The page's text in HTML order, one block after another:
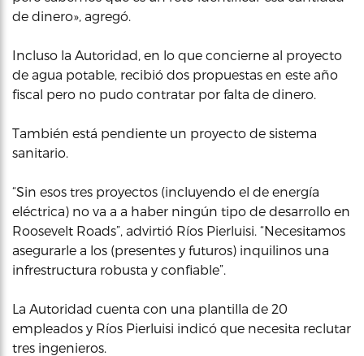
de dinero», agregó.
Incluso la Autoridad, en lo que concierne al proyecto
de agua potable, recibió dos propuestas en este año
fiscal pero no pudo contratar por falta de dinero.
También está pendiente un proyecto de sistema
sanitario.
“Sin esos tres proyectos (incluyendo el de energía
eléctrica) no va a a haber ningún tipo de desarrollo en
Roosevelt Roads”, advirtió Ríos Pierluisi. “Necesitamos
asegurarle a los (presentes y futuros) inquilinos una
infrestructura robusta y confiable”.
La Autoridad cuenta con una plantilla de 20
empleados y Ríos Pierluisi indicó que necesita reclutar
tres ingenieros.